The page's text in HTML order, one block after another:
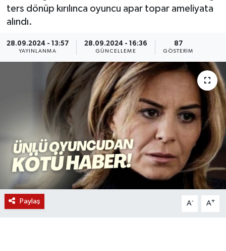
ters dönüp kırılınca oyuncu apar topar ameliyata
alındı.
28.09.2024 - 13:57
YAYINLANMA
28.09.2024 - 16:36
GÜNCELLEME
87
GÖSTERIM
Paylaş A- A+
KÜLTÜR SANAT
YAŞAM
SARIGÖL
SARUHANLI
SELENDİ
KIRKAĞAÇ
DEMİRCİ
GÖLMARMARA
GÖRDES
KÖPRÜBAŞI
KÖPRÜBAŞI
KULA
SALİHLİ
SARIGÖL
SARUHANLI
ŞEHZADELER
SELENDİ
SOMA
EKONOMİ
EĞİTİM
KÜLTÜR SANAT
SPOR
YAŞAM
LIFE
BİLİM VE TEKNOLOJİ
YAZARLAR